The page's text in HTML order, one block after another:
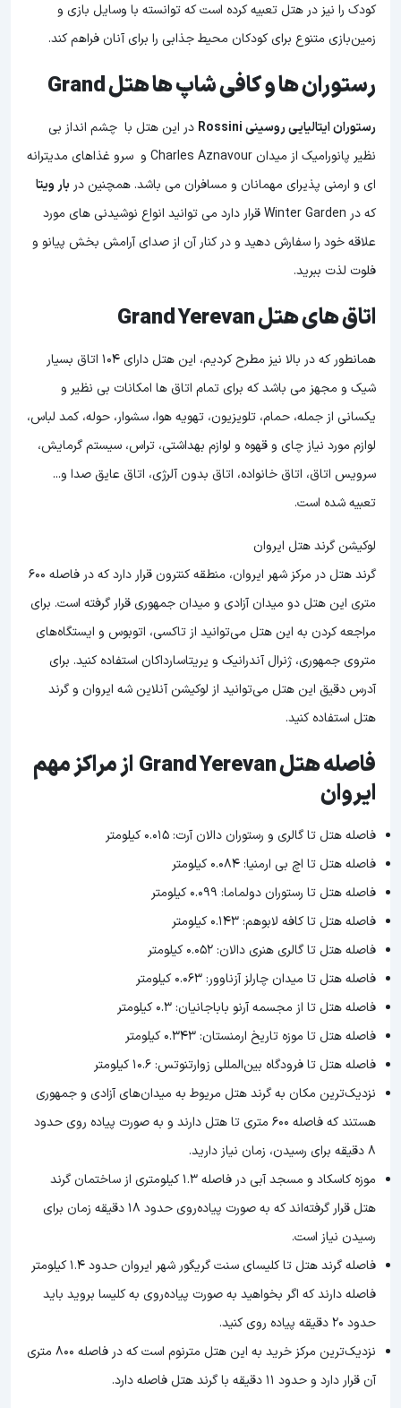
کودک را نیز در هتل تعبیه کرده است که توانسته با وسایل بازی و
زمین‌بازی متنوع برای کودکان محیط جذابی را برای آنان فراهم کند.
رستوران ها و کافی شاپ ها هتل Grand
رستوران ایتالیایی روسینی Rossini
در این هتل با چشم انداز بی
نظیر پانورامیک از میدان Charles Aznavour و سرو غذاهای مدیترانه
ای و ارمنی پذیرای مهمانان و مسافران می باشد. همچنین در بار ویتا
که در Winter Garden قرار دارد می توانید انواع نوشیدنی های مورد
علاقه خود را سفارش دهید و در کنار آن از صدای آرامش بخش پیانو و
فلوت لذت ببرید.
اتاق های هتل Grand Yerevan
همانطور که در بالا نیز مطرح کردیم، این هتل دارای 104 اتاق بسیار
شیک و مجهز می باشد که برای تمام اتاق ها امکانات بی نظیر و
یکسانی از جمله، حمام، تلویزیون، تهویه هوا، سشوار، حوله، کمد لباس،
لوازم مورد نیاز چای و قهوه و لوازم بهداشتی، تراس، سیستم گرمایش،
سرویس اتاق، اتاق خانواده، اتاق بدون آلرژی، اتاق عایق صدا و...
تعبیه شده است.
لوکیشن گرند هتل ایروان
گرند هتل در مرکز شهر ایروان، منطقه کنترون قرار دارد که در فاصله 600
متری این هتل دو میدان آزادی و میدان جمهوری قرار گرفته است. برای
مراجعه کردن به این هتل می‌توانید از تاکسی، اتوبوس و ایستگاه‌های
متروی جمهوری، ژنرال آندرانیک و یریتاسارداکان استفاده کنید. برای
آدرس دقیق این هتل می‌توانید از لوکیشن آنلاین شه ایروان و گرند
هتل استفاده کنید.
فاصله هتل Grand Yerevan از مراکز مهم
ایروان
فاصله هتل تا گالری و رستوران دالان آرت: 0.015 کیلومتر
فاصله هتل تا اچ بی ارمنیا: 0.084 کیلومتر
فاصله هتل تا رستوران دولماما: 0.099 کیلومتر
فاصله هتل تا کافه لابوهم: 0.143 کیلومتر
فاصله هتل تا گالری هنری دالان: 0.052 کیلومتر
فاصله هتل تا میدان چارلز آزناوور: 0.063 کیلومتر
فاصله هتل تا از مجسمه آرنو باباجانیان: 0.3 کیلومتر
فاصله هتل تا موزه تاریخ ارمنستان: 0.343 کیلومتر
فاصله هتل تا فرودگاه بین‌المللی زوارتنوتس: 10.6 کیلومتر
نزدیک‌ترین مکان به گرند هتل مریوط به میدان‌های آزادی و جمهوری
هستند که فاصله 600 متری تا هتل دارند و به صورت پیاده روی حدود
8 دقیقه برای رسیدن، زمان نیاز دارید.
موزه کاسکاد و مسجد آبی در فاصله 1.3 کیلومتری از ساختمان گرند
هتل قرار گرفته‌اند که به صورت پیاده‌روی حدود 18 دقیقه زمان برای
رسیدن نیاز است.
فاصله گرند هتل تا کلیسای سنت گریگور شهر ایروان حدود 1.4 کیلومتر
فاصله دارند که اگر بخواهید به صورت پیاده‌روی به کلیسا بروید باید
حدود 20 دقیقه پیاده روی کنید.
نزدیک‌ترین مرکز خرید به این هتل مترنوم است که در فاصله 800 متری
آن قرار دارد و حدود 11 دقیقه با گرند هتل فاصله دارد.